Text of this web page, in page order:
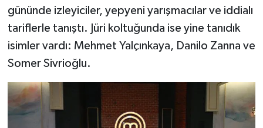
gününde izleyiciler, yepyeni yarışmacılar ve iddialı
tariflerle tanıştı. Jüri koltuğunda ise yine tanıdık
isimler vardı: Mehmet Yalçınkaya, Danilo Zanna ve
Somer Sivrioğlu.